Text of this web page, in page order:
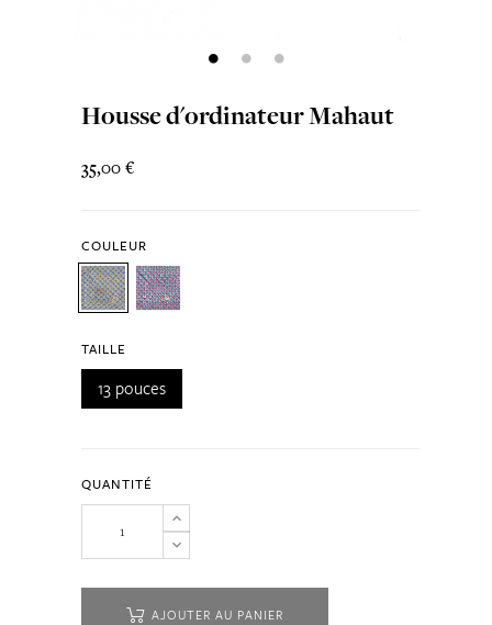
Housse d'ordinateur Mahaut
35,00 €
COULEUR
TAILLE
13 pouces
QUANTITÉ
AJOUTER AU PANIER